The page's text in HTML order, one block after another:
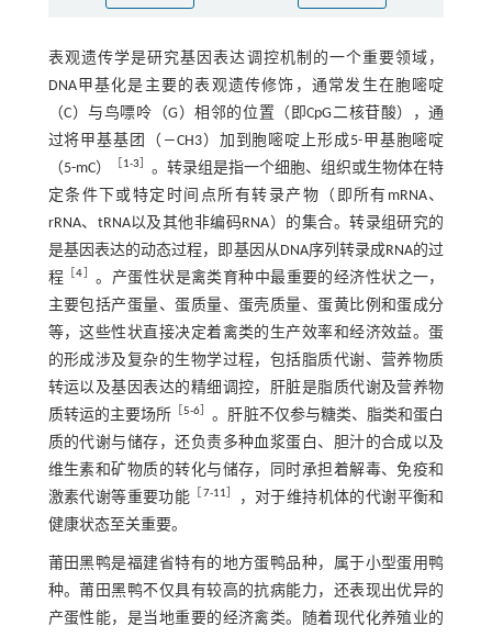
表观遗传学是研究基因表达调控机制的一个重要领域，
DNA甲基化是主要的表观遗传修饰，通常发生在胞嘧啶
（C）与鸟嘌呤（G）相邻的位置（即CpG二核苷酸），通
过将甲基基团（―CH3）加到胞嘧啶上形成5-甲基胞嘧啶
（5-mC）
1-3
。转录组是指一个细胞、组织或生物体在特
定条件下或特定时间点所有转录产物（即所有mRNA、
rRNA、tRNA以及其他非编码RNA）的集合。转录组研究的
是基因表达的动态过程，即基因从DNA序列转录成RNA的过
程 ［4
。产蛋性状是禽类育种中最重要的经济性状之一，
主要包括产蛋量、蛋质量、蛋壳质量、蛋黄比例和蛋成分
等，这些性状直接决定着禽类的生产效率和经济效益。蛋
的形成涉及复杂的生物学过程，包括脂质代谢、营养物质
转运以及基因表达的精细调控，肝脏是脂质代谢及营养物
质转运的主要场所 ［5-6
。肝脏不仅参与糖类、脂类和蛋白
质的代谢与储存，还负责多种血浆蛋白、胆汁的合成以及
维生素和矿物质的转化与储存，同时承担着解毒、免疫和
激素代谢等重要功能
7-11
，对于维持机体的代谢平衡和
健康状态至关重要。
莆田黑鸭是福建省特有的地方蛋鸭品种，属于小型蛋用鸭
种。莆田黑鸭不仅具有较高的抗病能力，还表现出优异的
产蛋性能，是当地重要的经济禽类。随着现代化养殖业的